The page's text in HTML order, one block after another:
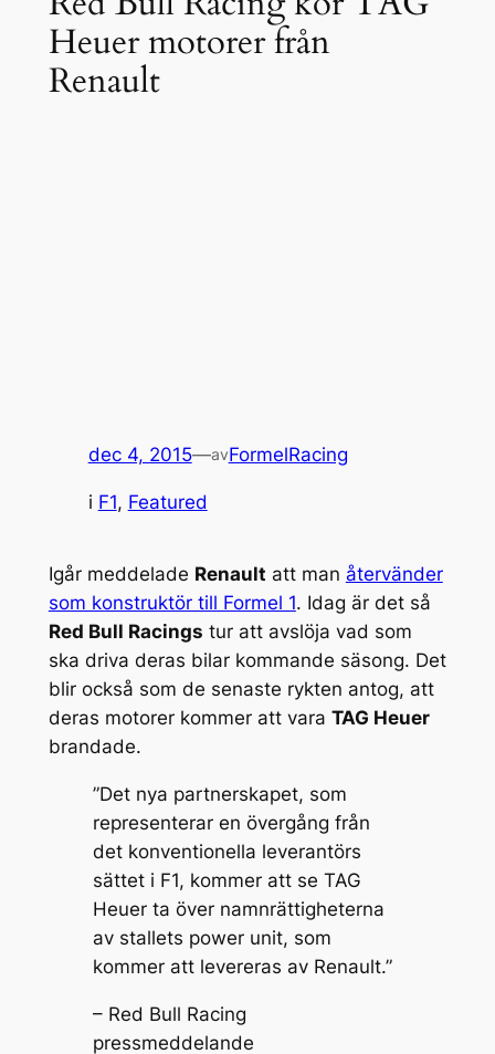
Heuer motorer från
Renault
dec 4, 2015—avFormelRacing
i F1, Featured
Igår meddelade Renault att man återvänder
som konstruktör till Formel 1. Idag är det så
Red Bull Racings tur att avslöja vad som
ska driva deras bilar kommande säsong. Det
blir också som de senaste rykten antog, att
deras motorer kommer att vara TAG Heuer
brandade.
”Det nya partnerskapet, som
representerar en övergång från
det konventionella leverantörs
sättet i F1, kommer att se TAG
Heuer ta över namnrättigheterna
av stallets power unit, som
kommer att levereras av Renault.”
– Red Bull Racing
pressmeddelande